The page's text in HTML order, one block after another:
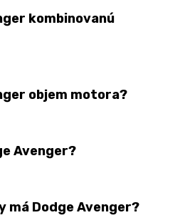
kombinovanú
objem motora?
Avenger?
má Dodge Avenger?